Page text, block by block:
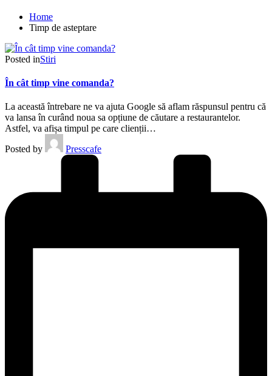
Home
Timp de asteptare
Posted inStiri
În cât timp vine comanda?
La această întrebare ne va ajuta Google să aflam răspunsul pentru că
va lansa în curând noua sa opțiune de căutare a restaurantelor.
Astfel, va afișa timpul pe care clienții…
Posted by
Presscafe